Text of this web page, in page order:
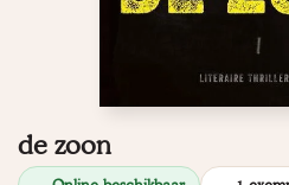
de zoon